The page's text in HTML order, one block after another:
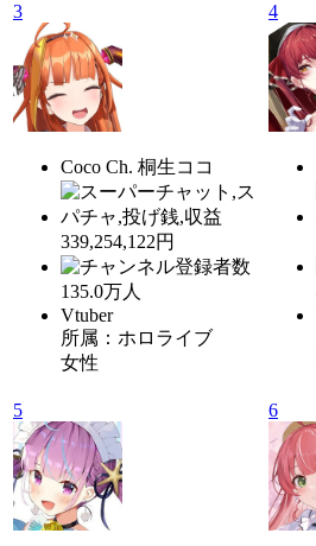
3
Coco Ch. 桐生ココ
339,254,122円
135.0万人
Vtuber
所属：ホロライブ
女性
4
5 6